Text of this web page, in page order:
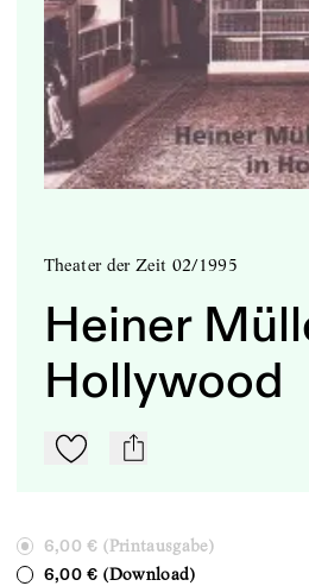
Theater der Zeit 02/1995
Heiner
Hollywood
Zu Mein-TdZ hinzufügen
mail
6,00 €(Printausgabe)
6,00 €(Download)